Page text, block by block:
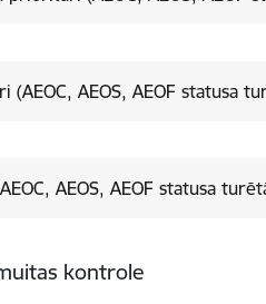
AEOS, AEOF statusa
AEOS, AEOF statusa
kontrole